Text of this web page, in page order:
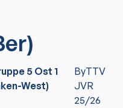
5 Ost 1
West)
ByTTV
JVR
25/26